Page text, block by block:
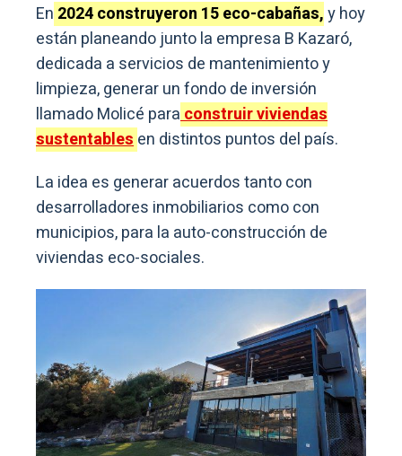
En 2024 construyeron 15 eco-cabañas,y hoy
están planeando junto la empresa B Kazaró,
dedicada a servicios de mantenimiento y
limpieza, generar un fondo de inversión
llamado Molicé paraconstruir viviendas
sustentablesen distintos puntos del país.
La idea es generar acuerdos tanto con
desarrolladores inmobiliarios como con
municipios, para la auto-construcción de
viviendas eco-sociales.